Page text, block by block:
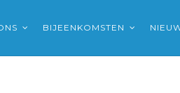
BIJEENKOMSTEN